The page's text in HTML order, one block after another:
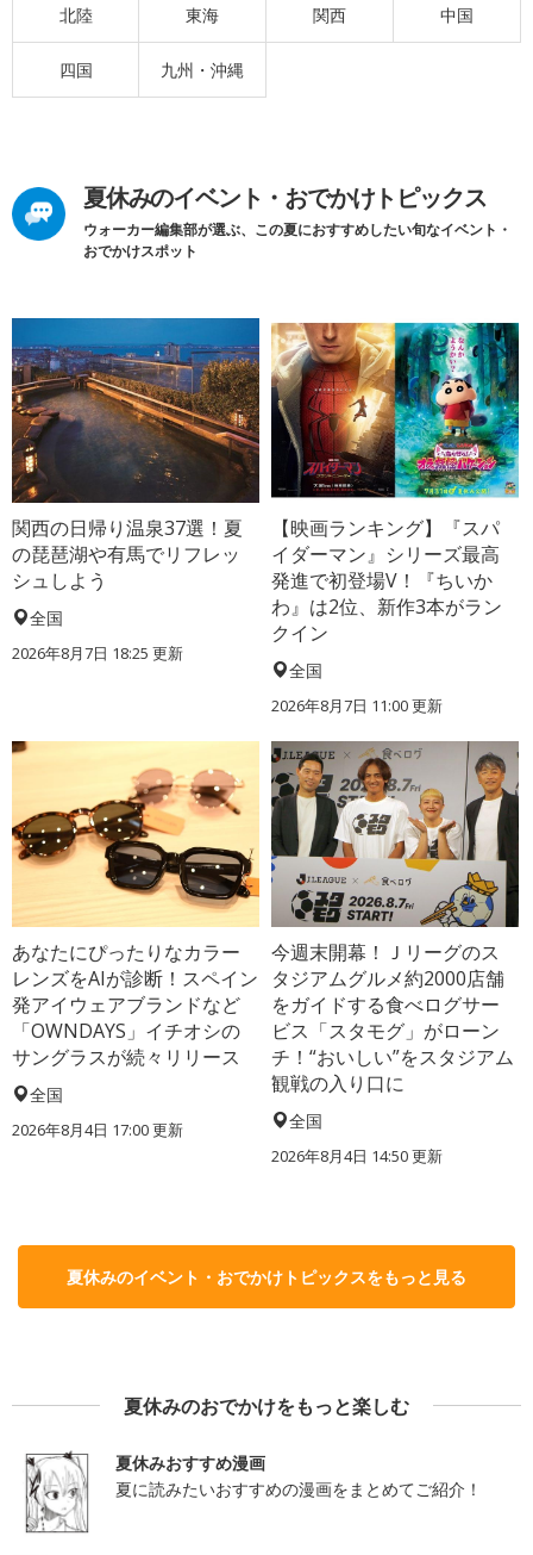
北陸 東海 関西 中国
四国 九州・沖縄
夏休みのイベント・おでかけトピックス
ウォーカー編集部が選ぶ、この夏におすすめしたい旬なイベント・
おでかけスポット
関西の日帰り温泉37選！夏
の琵琶湖や有馬でリフレッ
シュしよう
全国
2026年8月7日 18:25 更新
【映画ランキング】『スパ
イダーマン』シリーズ最高
発進で初登場V！『ちいか
わ』は2位、新作3本がラン
クイン
全国
2026年8月7日 11:00更新
あなたにぴったりなカラー
レンズをAIが診断！スペイン
発アイウェアブランドなど
「OWNDAYS」イチオシの
サングラスが続々リリース
全国
2026年8月4日 17:00更新
今週末開幕！Ｊリーグのス
タジアムグルメ約2000店舗
をガイドする食べログサー
ビス「スタモグ」がローン
チ！“おいしい”をスタジアム
観戦の入り口に
全国
2026年8月4日 14:50更新
夏休みのイベント・おでかけトピックスをもっと見る
夏休みのおでかけをもっと楽しむ
夏休みおすすめ漫画
夏に読みたいおすすめの漫画をまとめてご紹介！